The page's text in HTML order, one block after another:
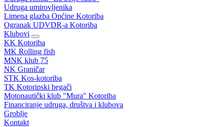
Udruga umirovljenika
Limena glazba Općine Kotoriba
Ogranak UDVDR-a Kotoriba
Klubovi
KK Kotoriba
MK Rolling fish
MNK klub 75
NK Graničar
STK Kos-kotoriba
TK Kotoripski begači
Motonautički klub "Mura" Kotoriba
Financiranje udruga, društva i klubova
Groblje
Kontakt